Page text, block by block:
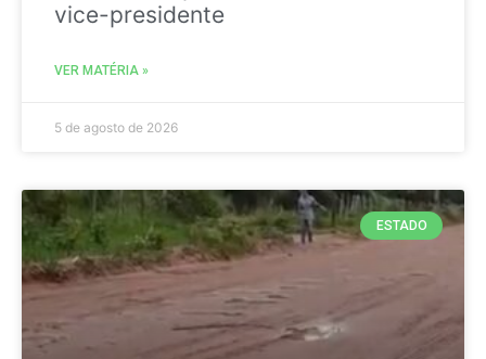
vice-presidente
VER MATÉRIA »
5 de agosto de 2026
ESTADO